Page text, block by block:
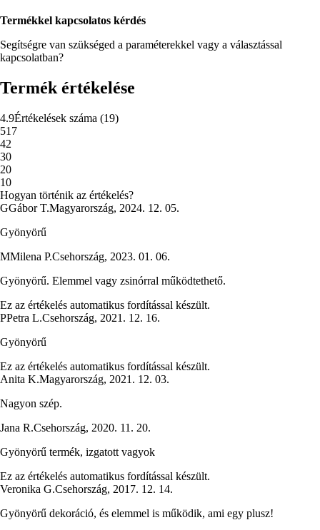
Termékkel kapcsolatos kérdés
Segítségre van szükséged a paraméterekkel vagy a választással
kapcsolatban?
Termék értékelése
4.9Értékelések száma (19)
517
42
30
20
10
Hogyan történik az értékelés?
GGábor T.Magyarország, 2024. 12. 05.
Gyönyörű
MMilena P.Csehország, 2023. 01. 06.
Gyönyörű. Elemmel vagy zsinórral működtethető.
Ez az értékelés automatikus fordítással készült.
PPetra L.Csehország, 2021. 12. 16.
Gyönyörű
Ez az értékelés automatikus fordítással készült.
Anita K.Magyarország, 2021. 12. 03.
Nagyon szép.
Jana R.Csehország, 2020. 11. 20.
Gyönyörű termék, izgatott vagyok
Ez az értékelés automatikus fordítással készült.
Veronika G.Csehország, 2017. 12. 14.
Gyönyörű dekoráció, és elemmel is működik, ami egy plusz!